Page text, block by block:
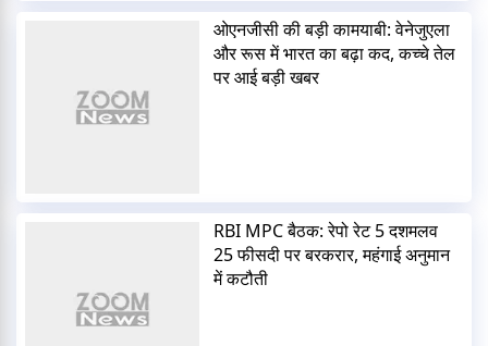
ओएनजीसी की बड़ी कामयाबी: वेनेजुएला
और रूस में भारत का बढ़ा कद, कच्चे तेल
पर आई बड़ी खबर
RBI MPC बैठक: रेपो रेट 5 दशमलव
25 फीसदी पर बरकरार, महंगाई अनुमान
में कटौती